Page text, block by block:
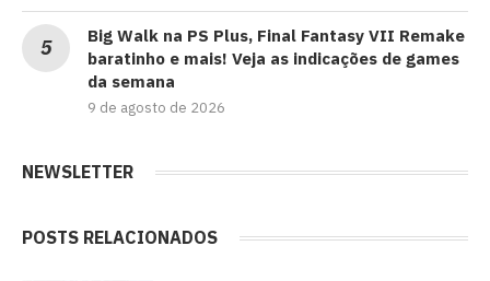
Big Walk na PS Plus, Final Fantasy VII Remake
baratinho e mais! Veja as indicações de games
da semana
9 de agosto de 2026
NEWSLETTER
POSTS RELACIONADOS